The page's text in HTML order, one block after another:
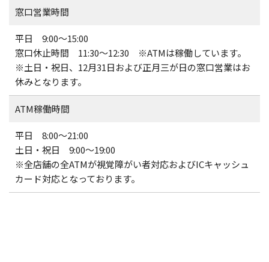
窓口営業時間
平日 9:00～15:00
窓口休止時間 11:30～12:30 ※ATMは稼働しています。
※土日・祝日、12月31日および正月三が日の窓口営業はお
休みとなります。
ATM稼働時間
平日 8:00～21:00
土日・祝日 9:00～19:00
※全店舗の全ATMが視覚障がい者対応およびICキャッシュ
カード対応となっております。